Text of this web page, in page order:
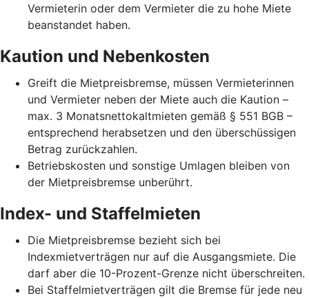
Vermieterin oder dem Vermieter die zu hohe Miete
beanstandet haben.
Kaution und Nebenkosten
Greift die Mietpreisbremse, müssen Vermieterinnen
und Vermieter neben der Miete auch die Kaution –
max. 3 Monatsnettokaltmieten gemäß § 551 BGB –
entsprechend herabsetzen und den überschüssigen
Betrag zurückzahlen.
Betriebskosten und sonstige Umlagen bleiben von
der Mietpreisbremse unberührt.
Index- und Staffelmieten
Die Mietpreisbremse bezieht sich bei
Indexmietverträgen nur auf die Ausgangsmiete. Die
darf aber die 10-Prozent-Grenze nicht überschreiten.
Bei Staffelmietverträgen gilt die Bremse für jede neu